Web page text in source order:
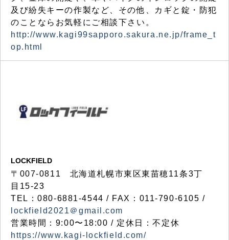
及び紛失キーの作製など、その他、カギと錠・防犯
のことならお気軽にご相談下さい。
http://www.kagi99sapporo.sakura.ne.jp/frame_t
op.html
LOCKFIELD
〒007-0811 北海道札幌市東区東苗穂11条3丁
目15-23
TEL：080-6881-4544 / FAX：011-790-6105 /
lockfield2021＠gmail.com
営業時間：9:00〜18:00 / 定休日：不定休
https://www.kagi-lockfield.com/